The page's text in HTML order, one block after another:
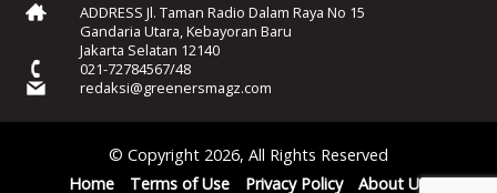
ADDRESS Jl. Taman Radio Dalam Raya No 15
Gandaria Utara, Kebayoran Baru
Jakarta Selatan 12140
021-72784567/48
redaksi@greenersmagz.com
© Copyright 2026, All Rights Reserved
Home
Terms of Use Privacy Policy About Us